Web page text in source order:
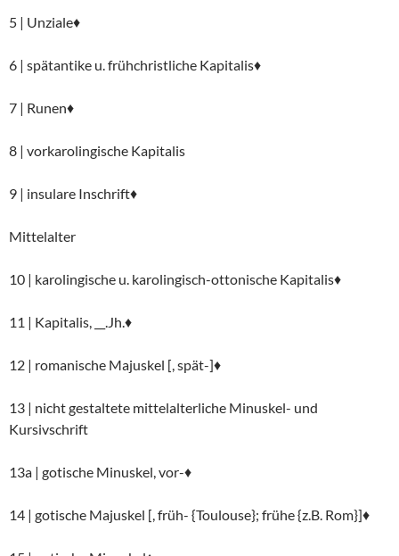
5 | Unziale♦
6 | spätantike u. frühchristliche Kapitalis♦
7 | Runen♦
8 | vorkarolingische Kapitalis
9 | insulare Inschrift♦
Mittelalter
10 | karolingische u. karolingisch-ottonische Kapitalis♦
11 | Kapitalis, __.Jh.♦
12 | romanische Majuskel [, spät-]♦
13 | nicht gestaltete mittelalterliche Minuskel- und
Kursivschrift
13a | gotische Minuskel, vor-♦
14 | gotische Majuskel [, früh- {Toulouse}; frühe {z.B. Rom}]♦